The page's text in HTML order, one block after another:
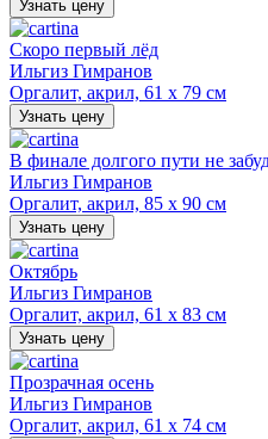
Узнать цену
Скоро первый лёд
Ильгиз Гимранов
Оргалит, акрил, 61 х 79 см
Узнать цену
В финале долгого пути не
Ильгиз Гимранов
Оргалит, акрил, 85 х 90 см
Узнать цену
Октябрь
Ильгиз Гимранов
Оргалит, акрил, 61 х 83 см
Узнать цену
Прозрачная осень
Ильгиз Гимранов
Оргалит, акрил, 61 х 74 см